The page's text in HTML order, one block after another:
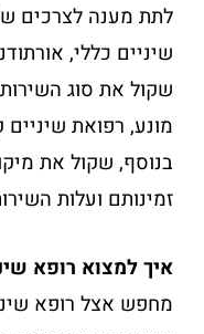
לתת מענה לצרכים
שיניים כללי,
שקול את סוג
מונע, רפואת
בנוסף, שקול את
זמינותם ועלות
איךלמצוא רופא
מחפש אצל רופא